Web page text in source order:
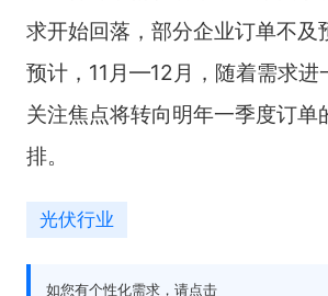
求开始回落，部分企业订单不
预计，11月—12月，随着需求进
关注焦点将转向明年一季度订单
排。
光伏行业
如您有个性化需求，请点击